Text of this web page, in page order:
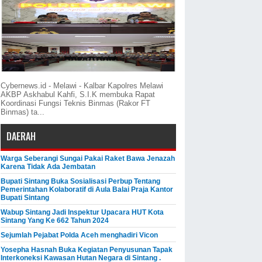
Cybernews.id - Melawi - Kalbar Kapolres Melawi
AKBP Askhabul Kahfi, S.I.K membuka Rapat
Koordinasi Fungsi Teknis Binmas (Rakor FT
Binmas) ta...
DAERAH
Warga Seberangi Sungai Pakai Raket Bawa Jenazah
Karena Tidak Ada Jembatan
Bupati Sintang Buka Sosialisasi Perbup Tentang
Pemerintahan Kolaboratif di Aula Balai Praja Kantor
Bupati Sintang
Wabup Sintang Jadi Inspektur Upacara HUT Kota
Sintang Yang Ke 662 Tahun 2024
Sejumlah Pejabat Polda Aceh menghadiri Vicon
Yosepha Hasnah Buka Kegiatan Penyusunan Tapak
Interkoneksi Kawasan Hutan Negara di Sintang .